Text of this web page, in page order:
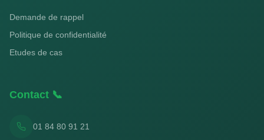
Demande de rappel
Politique de confidentialité
Etudes de cas
Contact 📞
01 84 80 91 21